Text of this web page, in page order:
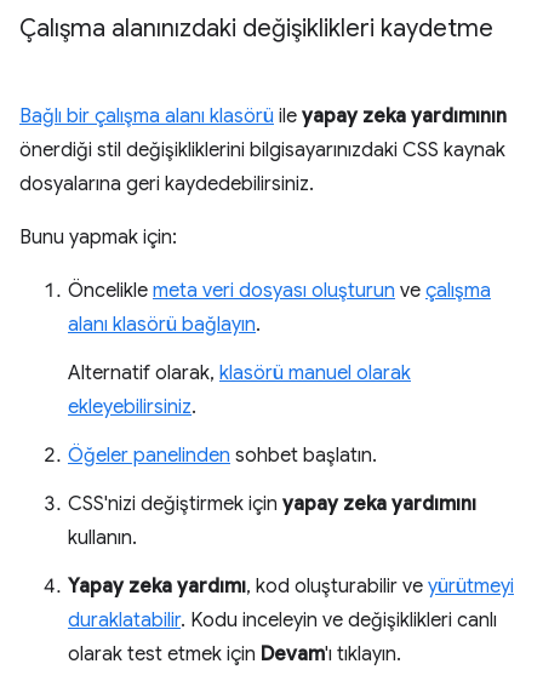
Çalışma alanınızdaki değişiklikleri kaydetme
Bağlı bir çalışma alanı klasörü ile yapay zeka yardımının
önerdiği stil değişikliklerini bilgisayarınızdaki CSS kaynak
dosyalarına geri kaydedebilirsiniz.
Bunu yapmak için:
Öncelikle meta veri dosyası oluşturun ve çalışma
alanı klasörü bağlayın.
Alternatif olarak, klasörü manuel olarak
ekleyebilirsiniz.
Öğeler panelinden sohbet başlatın.
CSS'nizi değiştirmek için yapay zeka yardımını
kullanın.
Yapay zeka yardımı, kod oluşturabilir ve yürütmeyi
duraklatabilir. Kodu inceleyin ve değişiklikleri canlı
olarak test etmek için Devam'ı tıklayın.